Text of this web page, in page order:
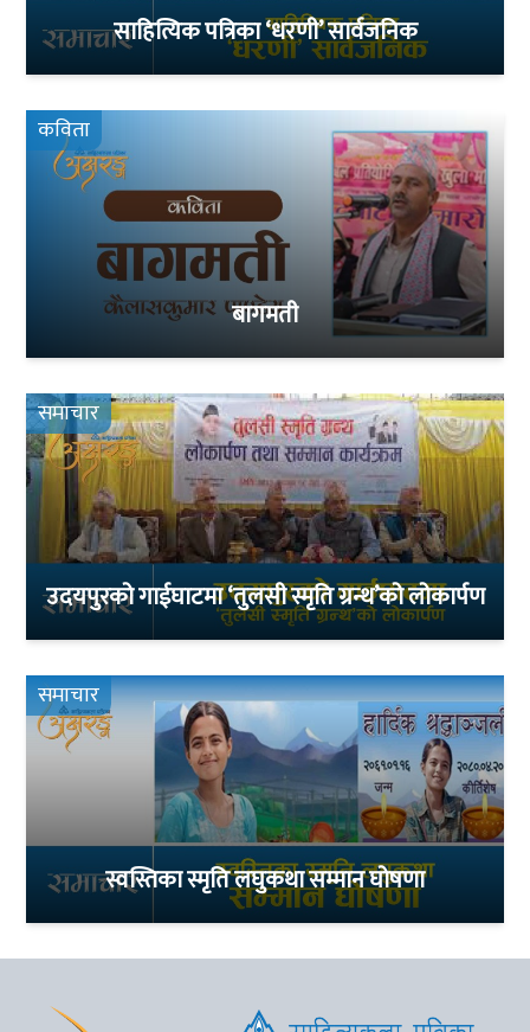
साहित्यिक पत्रिका ‘धरणी’ सार्वजनिक
कविता
बागमती
समाचार
उदयपुरको गाईघाटमा ‘तुलसी स्मृति ग्रन्थ’को लोकार्पण
समाचार
स्वस्तिका स्मृति लघुकथा सम्मान घोषणा